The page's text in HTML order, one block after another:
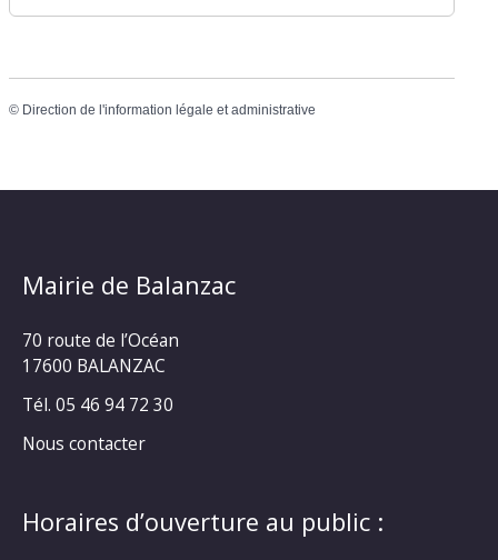
© Direction de l'information légale et administrative
Mairie de Balanzac
70 route de l’Océan
17600 BALANZAC
Tél. 05 46 94 72 30
Nous contacter
Horaires d’ouverture au public :